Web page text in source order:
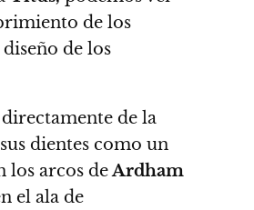
de los
de los
de la
dientes como un
los arcos deArdham
el ala de